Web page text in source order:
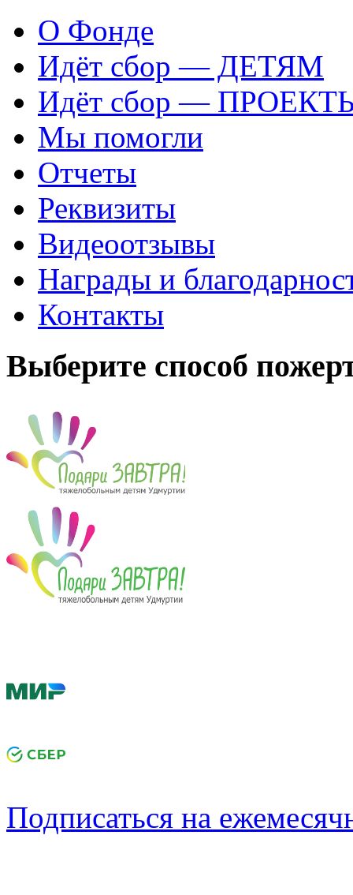
О Фонде
Идёт сбор — ДЕТЯМ
Идёт сбор —
Мы помогли
Отчеты
Реквизиты
Видеоотзывы
Награды и
Контакты
Выберите способ
Подписаться на